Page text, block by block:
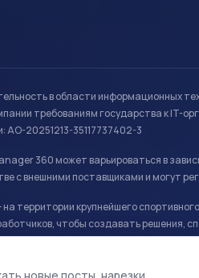
в области информационных
требованиям государства к IT-
АО-20251213-35117737402-3
360 может варьироваться в
с внешними поставщиками и могут
территории крупнейшего
чтобы создавать решения,
24с1.